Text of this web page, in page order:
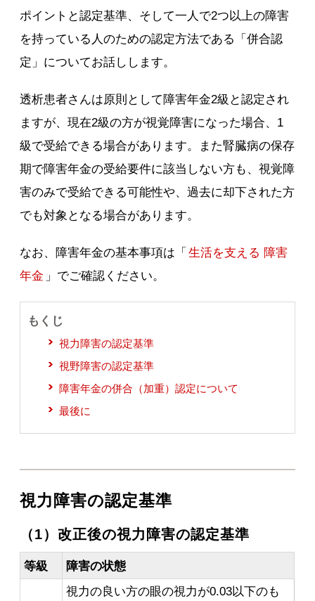
ポイントと認定基準、そして一人で2つ以上の障害
を持っている人のための認定方法である「併合認
定」についてお話しします。
透析患者さんは原則として障害年金2級と認定され
ますが、現在2級の方が視覚障害になった場合、1
級で受給できる場合があります。また腎臓病の保存
期で障害年金の受給要件に該当しない方も、視覚障
害のみで受給できる可能性や、過去に却下された方
でも対象となる場合があります。
なお、障害年金の基本事項は「 生活を支える 障害
年金 」でご確認ください。
もくじ
視力障害の認定基準
視野障害の認定基準
障害年金の併合（加重）認定について
最後に
視力障害の認定基準
（1）改正後の視力障害の認定基準
等級 障害の状態
視力の良い方の眼の視力が0.03以下のも